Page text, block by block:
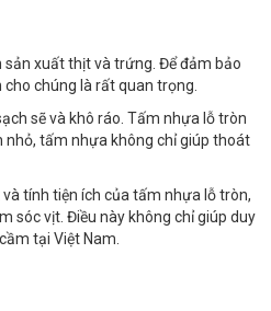
sản xuất thịt và trứng. Để đảm bảo
chúng là rất quan trọng.
sẽ và khô ráo. Tấm nhựa lỗ tròn
nhỏ, tấm nhựa không chỉ giúp thoát
tính tiện ích của tấm nhựa lỗ tròn,
sóc vịt. Điều này không chỉ giúp duy
tại Việt Nam.